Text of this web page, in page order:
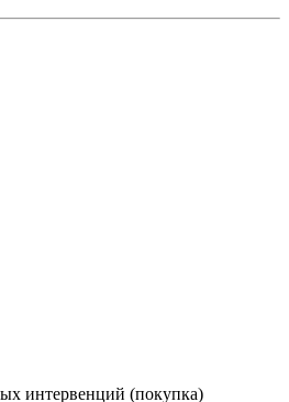
интервенций (покупка)